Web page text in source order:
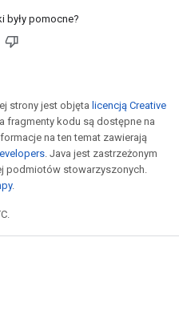
były pomocne?
strony jest objęta licencją Creative
fragmenty kodu są dostępne na
na ten temat zawierają
. Java jest zastrzeżonym
podmiotów stowarzyszonych.
.